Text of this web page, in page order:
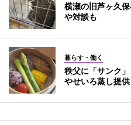
横瀬の旧芦ヶ久
や対談も
暮らす・働く
秩父に「サンク
やせいろ蒸し提供